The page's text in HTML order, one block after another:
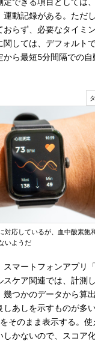
運動記録がある。ただ
おらず、必要なタイミ
しては、デフォルト
から最短5分間隔での自
対応しているが、血中酸素飽
いようだ
マートフォンアプリ
ケア関連では、計測
幾つかのデータから算
あしを示すものが多い
そのまま表示する。
しかないので、スコア